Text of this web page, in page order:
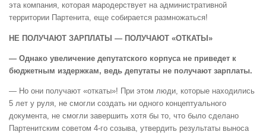
эта компания, которая мародерствует на административной
территории Партенита, еще собирается размножаться!
НЕ ПОЛУЧАЮТ ЗАРПЛАТЫ — ПОЛУЧАЮТ «ОТКАТЫ»
— Однако увеличение депутатского корпуса не приведет к
бюджетным издержкам, ведь депутаты не получают зарплаты.
— Но они получают «откаты»! При этом люди, которые находились
5 лет у руля, не смогли создать ни одного концептуального
документа, не смогли завершить хотя бы то, что было сделано
Партенитским советом 4-го созыва, утвердить результаты выноса